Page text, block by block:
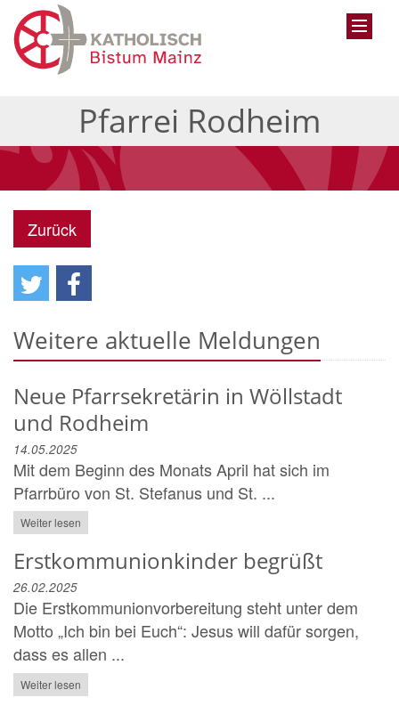
Pfarrei Rodheim
Zurück
Weitere aktuelle Meldungen
Neue Pfarrsekretärin in Wöllstadt
und Rodheim
14.05.2025
Mit dem Beginn des Monats April hat sich im
Pfarrbüro von St. Stefanus und St. ...
Weiter lesen
Erstkommunionkinder begrüßt
26.02.2025
Die Erstkommunionvorbereitung steht unter dem
Motto „Ich bin bei Euch“: Jesus will dafür sorgen,
dass es allen ...
Weiter lesen